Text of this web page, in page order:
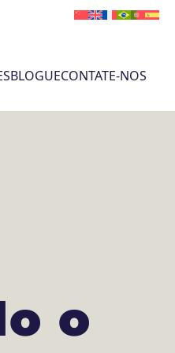
BLOGUECONTATE-NOS
o